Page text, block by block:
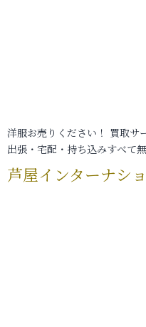
洋服お売りください！ 買取サ
出張・宅配・持ち込みすべて無
芦屋インターナシ